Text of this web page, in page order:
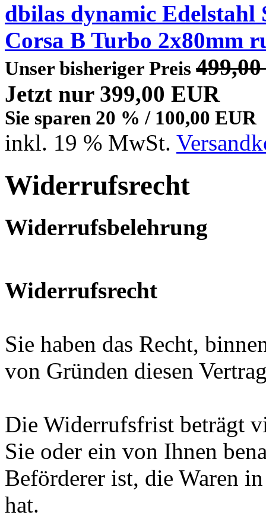
dbilas dynamic Edelstahl
Corsa B Turbo 2x80mm
Unser bisheriger Preis
Jetzt nur 399,00 EUR
Sie sparen 20 % / 100,00 EUR
inkl. 19 % MwSt.
Widerrufsrecht
Widerrufsbelehrung
Widerrufsrecht
Sie haben das Recht,
von Gründen diesen
Die Widerrufsfrist beträgt
Sie oder ein von Ihnen
Beförderer ist, die Waren
hat.